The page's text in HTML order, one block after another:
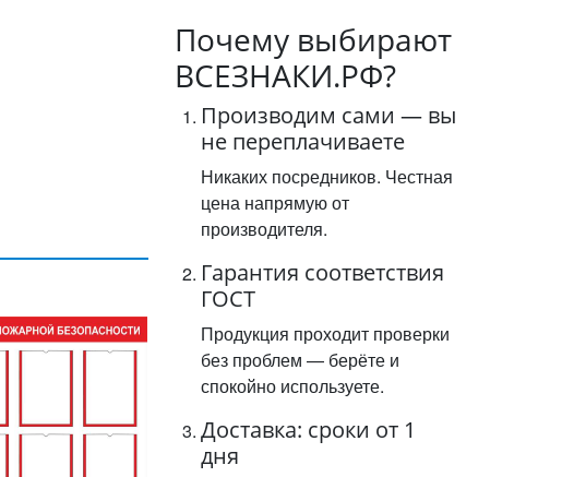
Почему выбирают
ВСЕЗНАКИ.РФ?
Производим сами — вы
не переплачиваете
Никаких посредников. Честная
цена напрямую от
производителя.
Гарантия соответствия
ГОСТ
Продукция проходит проверки
без проблем — берёте и
спокойно используете.
Доставка: сроки от 1
дня